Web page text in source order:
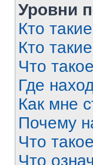
Уровни
Кто
Кто
Что
Где
Как мне
Почему
Что
Что